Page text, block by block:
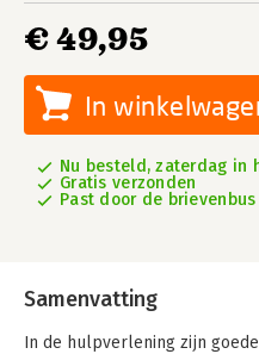
€ 49,95
In
Nu besteld, zaterdag in
Gratis verzonden
Past door de brievenbus
Samenvatting
In de hulpverlening zijn